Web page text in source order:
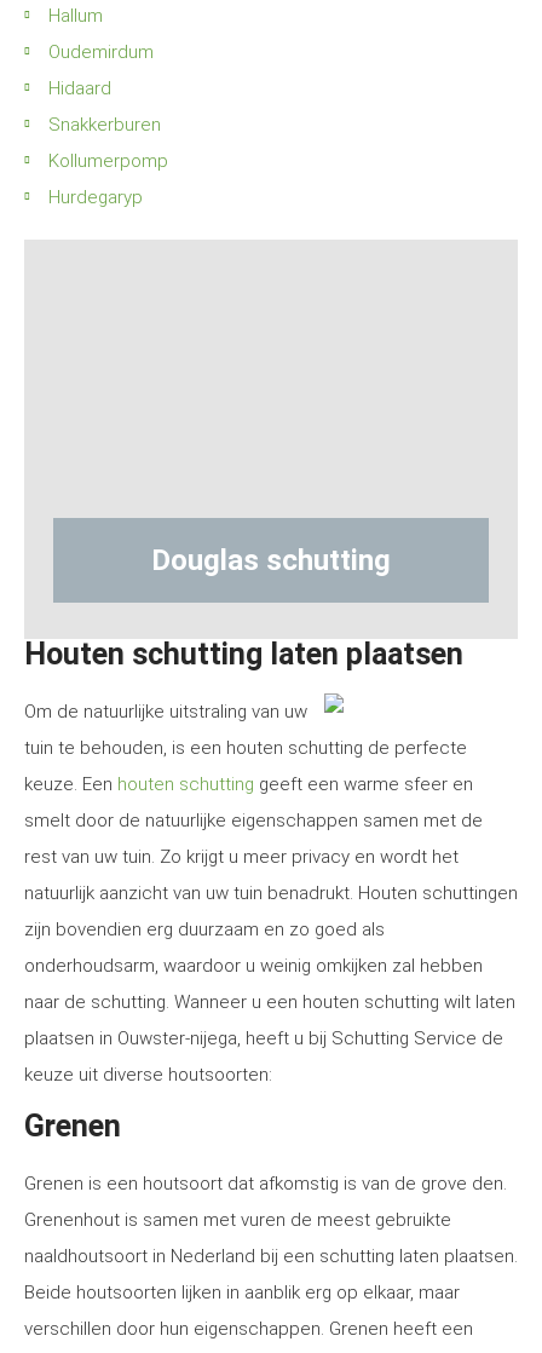
Hallum
Oudemirdum
Hidaard
Snakkerburen
Kollumerpomp
Hurdegaryp
schutting Hout-
Houten schutting laten plaatsen
Om de natuurlijke uitstraling van uw
tuin te behouden, is een houten schutting de perfecte
keuze. Een houten schutting geeft een warme sfeer en
smelt door de natuurlijke eigenschappen samen met de
rest van uw tuin. Zo krijgt u meer privacy en wordt het
natuurlijk aanzicht van uw tuin benadrukt. Houten schuttingen
zijn bovendien erg duurzaam en zo goed als
onderhoudsarm, waardoor u weinig omkijken zal hebben
naar de schutting. Wanneer u een houten schutting wilt laten
plaatsen in Ouwster-nijega, heeft u bij Schutting Service de
keuze uit diverse houtsoorten:
Grenen
Grenen is een houtsoort dat afkomstig is van de grove den.
Grenenhout is samen met vuren de meest gebruikte
naaldhoutsoort in Nederland bij een schutting laten plaatsen.
Beide houtsoorten lijken in aanblik erg op elkaar, maar
verschillen door hun eigenschappen. Grenen heeft een